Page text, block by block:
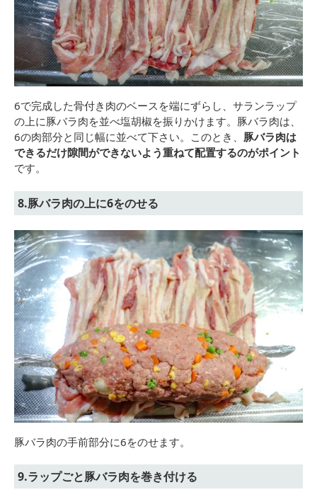
6で完成した骨付き肉のベースを端にずらし、サランラップ
の上に豚バラ肉を並べ塩胡椒を振りかけます。豚バラ肉は、
6の肉部分と同じ幅に並べて下さい。このとき、 豚バラ肉は
できるだけ隙間ができないよう重ねて配置するのがポイント
です。
8.豚バラ肉の上に6をのせる
豚バラ肉の手前部分に6をのせます。
9.ラップごと豚バラ肉を巻き付ける